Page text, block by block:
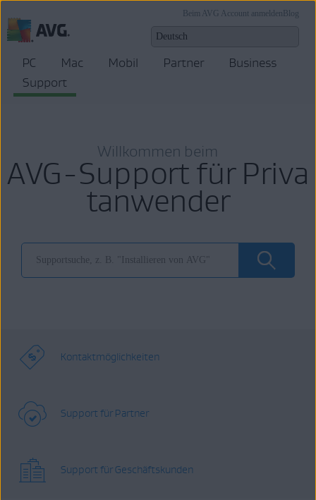
Blog
Beim AVG Account anmelden
PC Mac Mobil Partner
Business
Support
Willkommen beim
AVG-Support für Priva
tanwender
Kontaktmöglichkeiten
Support für Partner
Support für Geschäftskunden